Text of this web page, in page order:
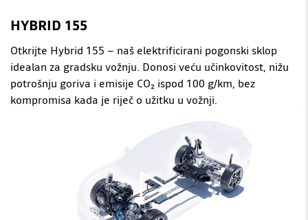
HYBRID 155
Otkrijte Hybrid 155 – naš elektrificirani pogonski sklop
idealan za gradsku vožnju. Donosi veću učinkovitost, nižu
potrošnju goriva i emisije CO₂ ispod 100 g/km, bez
kompromisa kada je riječ o užitku u vožnji.